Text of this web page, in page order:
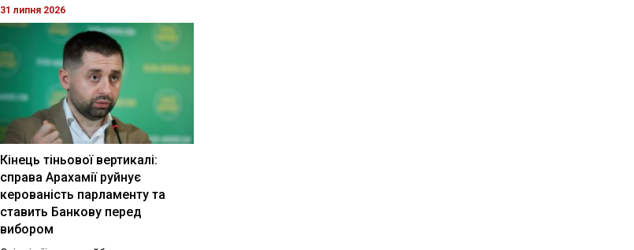
31 липня 2026
Кінець тіньової вертикалі:
справа Арахамії руйнує
керованість парламенту та
ставить Банкову перед
вибором